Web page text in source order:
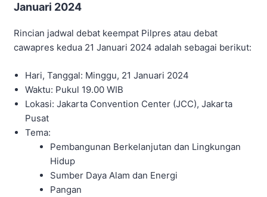
Januari 2024
Rincian jadwal debat keempat Pilpres atau debat
cawapres kedua 21 Januari 2024 adalah sebagai berikut:
Hari, Tanggal: Minggu, 21 Januari 2024
Waktu: Pukul 19.00 WIB
Lokasi: Jakarta Convention Center (JCC), Jakarta
Pusat
Tema:
Pembangunan Berkelanjutan dan Lingkungan
Hidup
Sumber Daya Alam dan Energi
Pangan